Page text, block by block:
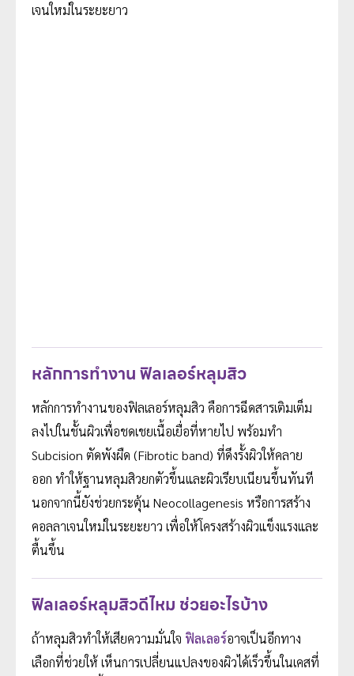
เจนใหม่ในระยะยาว
หลักการทำงาน ฟิลเลอร์หลุมสิว
หลักการทำงานของฟิลเลอร์หลุมสิว คือการฉีดสารเติมเต็ม
ลงไปในชั้นผิวเพื่อชดเชยเนื้อเยื่อที่หายไป พร้อมทำ
Subcision ตัดพังผืด (Fibrotic band) ที่ดึงรั้งผิวให้คลาย
ออก ทำให้ฐานหลุมสิวยกตัวขึ้นและผิวเรียบเนียนขึ้นทันที
นอกจากนี้ยังช่วยกระตุ้น Neocollagenesis หรือการสร้าง
คอลลาเจนใหม่ในระยะยาว เพื่อให้โครงสร้างผิวแข็งแรงและ
ตื้นขึ้น
ฟิลเลอร์หลุมสิวดีไหม ช่วยอะไรบ้าง
ถ้าหลุมสิวทำให้เสียความมั่นใจ ฟิลเลอร์อาจเป็นอีกทาง
เลือกที่ช่วยให้ เห็นการเปลี่ยนแปลงของผิวได้เร็วขึ้นในเคสที่